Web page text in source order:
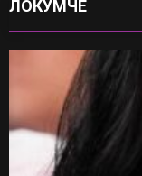
ЛОКУМЧЕ